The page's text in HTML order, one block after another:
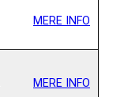
MERE INFO
MERE INFO